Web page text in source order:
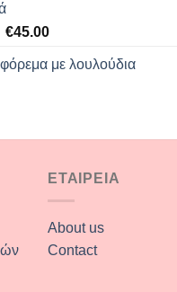
Original
was:
€45.00Η
τιμή
με λουλούδια
ΕΤΑΙΡΕΙΑ
About us
Contact